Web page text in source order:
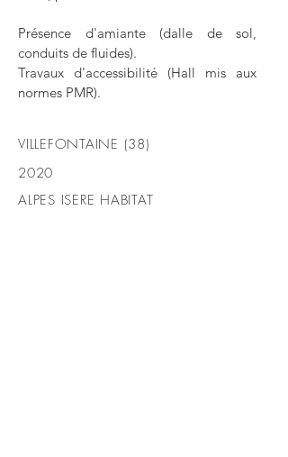
Présence d'amiante (dalle de sol,
conduits de fluides).
Travaux d'accessibilité (Hall mis aux
normes PMR).
VILLEFONTAINE (38)
2020
ALPES ISERE HABITAT